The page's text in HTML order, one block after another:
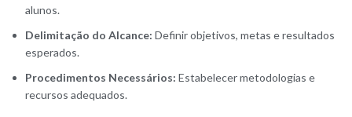
alunos.
Delimitação do Alcance: Definir objetivos, metas e resultados
esperados.
Procedimentos Necessários: Estabelecer metodologias e
recursos adequados.